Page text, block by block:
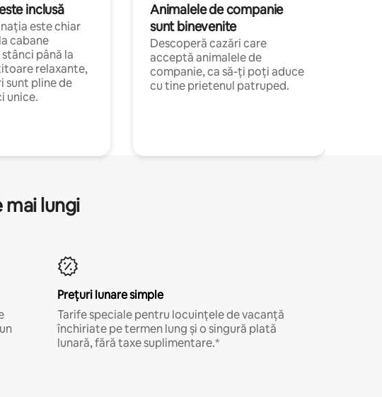
inclusă
este chiar
cabane
până la
relaxante,
sunt pline de
unice.
Animalele de companie
sunt binevenite
Descoperă cazări care
acceptă animalele de
companie, ca să-ți poți aduce
cu tine prietenul patruped.
mai lungi
Prețuri lunare simple
Tarife speciale pentru locuințele de vacanță
închiriate pe termen lung și o singură plată
lunară, fără taxe suplimentare.*